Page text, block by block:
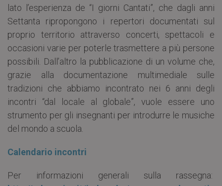
lato l’esperienza de “I giorni Cantati”, che dagli anni
Settanta ripropongono i repertori documentati sul
proprio territorio attraverso concerti, spettacoli e
occasioni varie per poterle trasmettere a più persone
possibili. Dall’altro la pubblicazione di un volume che,
grazie alla documentazione multimediale sulle
tradizioni che abbiamo incontrato nei 6 anni degli
incontri “dal locale al globale”, vuole essere uno
strumento per gli insegnanti per introdurre le musiche
del mondo a scuola.
Calendario incontri
Per informazioni generali sulla rassegna: